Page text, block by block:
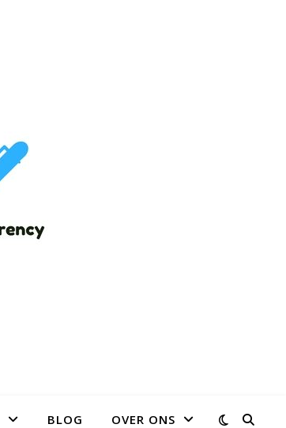
BLOG OVER ONS